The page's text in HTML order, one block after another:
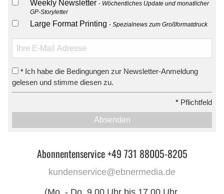
Weekly Newsletter
Wöchentliches Update und monatlicher
GP-Storyletter
Large Format Printing Spezialnews zum Großformatdruck
* Ich habe die Bedingungen zur Newsletter-Anmeldung
gelesen und stimme diesen zu.
* Pflichtfeld
Absenden
Abonnentenservice +49 731 88005-8205
kundenservice@ebnermedia.de
(Mo. - Do. 9.00 Uhr bis 17.00 Uhr,